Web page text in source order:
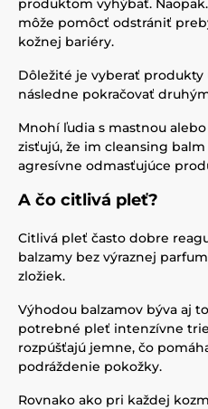
produktom vyhýbať.
môže pomôcť odstrániť
kožnej bariéry.
Dôležité je vyberať
následne pokračovať
Mnohí ľudia s mastnou
zisťujú, že im cleansing
agresívne odmasťujúce
A čo citlivá pleť?
Citlivá pleť často dobre
balzamy bez výraznej
zložiek.
Výhodou balzamov býva aj
potrebné pleť intenzívne
rozpúšťajú jemne, čo
podráždenie pokožky.
Rovnako ako pri každej